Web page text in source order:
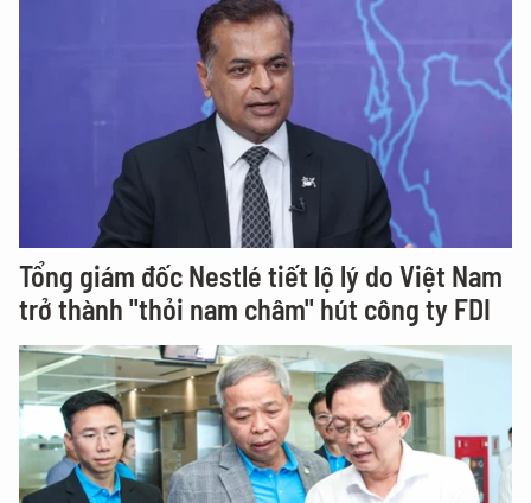
Tổng giám đốc Nestlé tiết lộ lý do Việt Nam
trở thành "thỏi nam châm" hút công ty FDI